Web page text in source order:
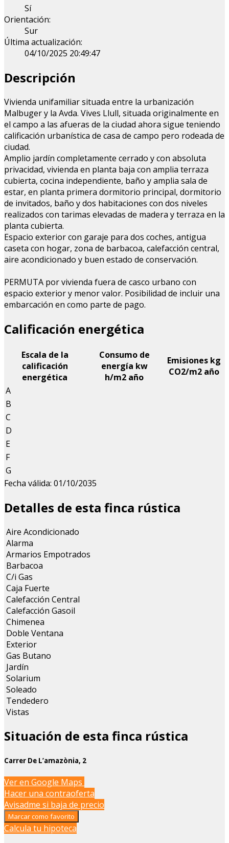
Sí
Orientación:
Sur
Última actualización:
04/10/2025 20:49:47
Descripción
Vivienda unifamiliar situada entre la urbanización
Malbuger y la Avda. Vives Llull, situada originalmente en
el campo a las afueras de la ciudad ahora sigue teniendo
calificación urbanística de casa de campo pero rodeada de
ciudad.
Amplio jardín completamente cerrado y con absoluta
privacidad, vivienda en planta baja con amplia terraza
cubierta, cocina independiente, baño y amplia sala de
estar, en planta primera dormitorio principal, dormitorio
de invitados, baño y dos habitaciones con dos niveles
realizados con tarimas elevadas de madera y terraza en la
planta cubierta.
Espacio exterior con garaje para dos coches, antigua
caseta con hogar, zona de barbacoa, calefacción central,
aire acondicionado y buen estado de conservación.
PERMUTA por vivienda fuera de casco urbano con
espacio exterior y menor valor. Posibilidad de incluir una
embarcación en como parte de pago.
Calificación energética
Escala de la
calificación
energética
Consumo de
energía kw
h/m2 año
Emisiones kg
CO2/m2 año
A
B
C
D
E
F
G
Fecha válida: 01/10/2035
Detalles de esta finca rústica
Aire Acondicionado
Alarma
Armarios Empotrados
Barbacoa
C/i Gas
Caja Fuerte
Calefacción Central
Calefacción Gasoil
Chimenea
Doble Ventana
Exterior
Gas Butano
Jardín
Solarium
Soleado
Tendedero
Vistas
Situación de esta finca rústica
Carrer De L’amazònia, 2
+
−
Ver en Google Maps
Hacer una contraoferta
Avisadme si baja de precio
Marcar como favorito
Calcula tu hipoteca